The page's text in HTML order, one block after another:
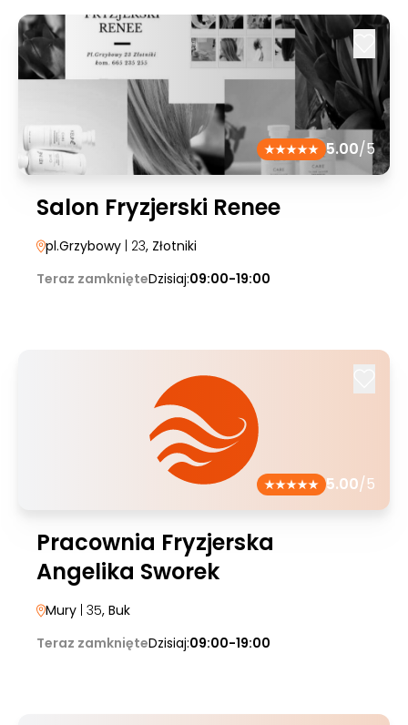
5.00/5
Salon Fryzjerski Renee
pl.Grzybowy | 23, Złotniki
Teraz zamknięteDzisiaj:09:00-19:00
5.00/5
Pracownia Fryzjerska
Angelika Sworek
Mury | 35, Buk
Teraz zamknięteDzisiaj:09:00-19:00